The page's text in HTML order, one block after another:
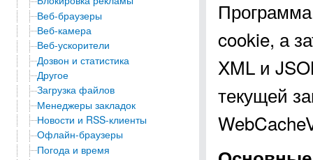
Веб-браузеры
Веб-камера
Веб-ускорители
Дозвон и статистика
Другое
Загрузка файлов
Менеджеры закладок
Новости и RSS-клиенты
Офлайн-браузеры
Погода и время
cookie, а
XML и
текущей